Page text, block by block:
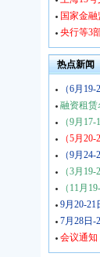
国家金
央行等3
热点新闻
（6月
融资租赁
（9月
（5月
（9月
（3月
（11月
9月20-
7月28日
会议通